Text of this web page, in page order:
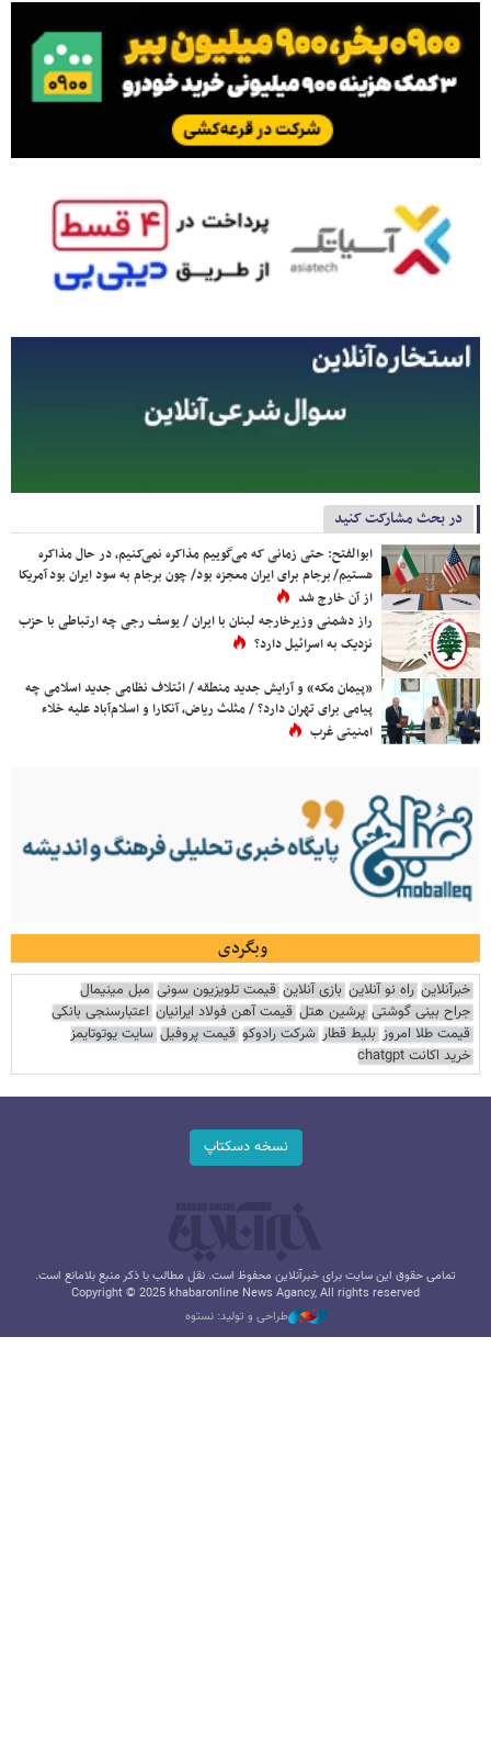
در بحث مشارکت کنید
ابوالفتح: حتی زمانی که می‌گوییم مذاکره نمی‌کنیم، در حال مذاکره
هستیم/ برجام برای ایران معجزه بود/ چون برجام به سود ایران بود آمریکا
از آن خارج شد
راز دشمنی وزیرخارجه لبنان با ایران / یوسف رجی چه ارتباطی با حزب
نزدیک به اسرائیل دارد؟
«پیمان مکه» و آرایش جدید منطقه / ائتلاف نظامی جدید اسلامی چه
پیامی برای تهران دارد؟ / مثلث ریاض، آنکارا و اسلام‌آباد علیه خلاء
امنیتی غرب
وبگردی
خبرآنلاین راه نو آنلاین بازی آنلاین قیمت تلویزیون سونی مبل مینیمال
جراح بینی گوشتی پرشین هتل قیمت آهن فولاد ایرانیان اعتبارسنجی بانکی
قیمت طلا امروز بلیط قطار شرکت رادوکو قیمت پروفیل سایت یوتوتایمز
خرید اکانت chatgpt
نسخه دسکتاپ
تمامی حقوق این سایت برای خبرآنلاین محفوظ است. نقل مطالب با ذکر منبع بلامانع است.
Copyright © 2025 khabaronline News Agancy, All rights reserved
طراحی و تولید: نستوه